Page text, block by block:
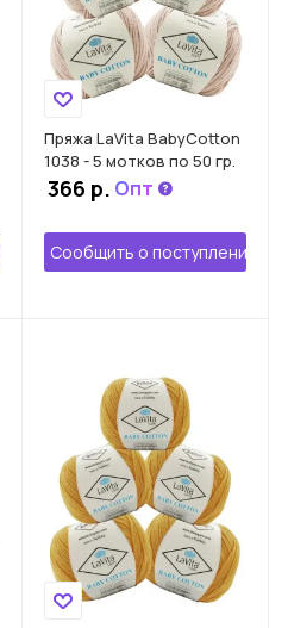
Пряжа LaVita BabyCotton
1038 - 5 мотков по 50 гр.
366 р. Опт
Сообщить о поступлении